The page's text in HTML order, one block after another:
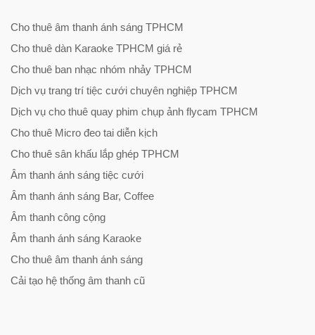
Cho thuê âm thanh ánh sáng TPHCM
Cho thuê dàn Karaoke TPHCM giá rẻ
Cho thuê ban nhạc nhóm nhảy TPHCM
Dịch vụ trang trí tiệc cưới chuyên nghiệp TPHCM
Dịch vụ cho thuê quay phim chụp ảnh flycam TPHCM
Cho thuê Micro đeo tai diễn kịch
Cho thuê sân khấu lắp ghép TPHCM
Âm thanh ánh sáng tiệc cưới
Âm thanh ánh sáng Bar, Coffee
Âm thanh công cộng
Âm thanh ánh sáng Karaoke
Cho thuê âm thanh ánh sáng
Cải tạo hệ thống âm thanh cũ